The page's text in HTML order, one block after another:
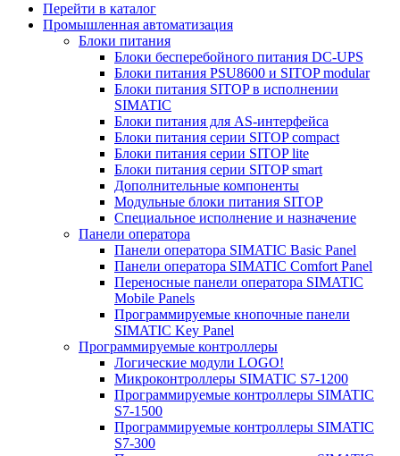
Перейти в каталог
Промышленная автоматизация
Блоки питания
Блоки бесперебойного питания DC-UPS
Блоки питания PSU8600 и SITOP modular
Блоки питания SITOP в исполнении
SIMATIC
Блоки питания для AS-интерфейса
Блоки питания серии SITOP compact
Блоки питания серии SITOP lite
Блоки питания серии SITOP smart
Дополнительные компоненты
Модульные блоки питания SITOP
Специальное исполнение и назначение
Панели оператора
Панели оператора SIMATIC Basic Panel
Панели оператора SIMATIC Comfort Panel
Переносные панели оператора SIMATIC
Mobile Panels
Программируемые кнопочные панели
SIMATIC Key Panel
Программируемые контроллеры
Логические модули LOGO!
Микроконтроллеры SIMATIC S7-1200
Программируемые контроллеры SIMATIC
S7-1500
Программируемые контроллеры SIMATIC
S7-300